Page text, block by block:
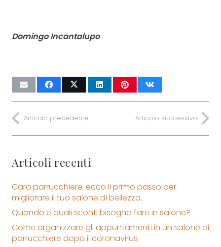
Domingo Incantalupo
Articolo precedente Articolo successivo
Articoli recenti
Caro parrucchiere, ecco il primo passo per
migliorare il tuo salone di bellezza..
Quando e quali sconti bisogna fare in salone?
Come organizzare gli appuntamenti in un salone di
parrucchiere dopo il coronavirus